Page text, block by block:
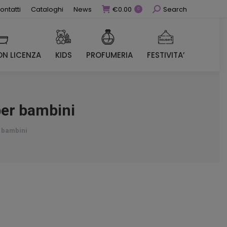
Cataloghi News €0.00 0 CercaSearch
LICENZA KIDS PROFUMERIA FESTIVITA’
bambini
LICENZA KIDS PROFUMERIA FESTIVITA’